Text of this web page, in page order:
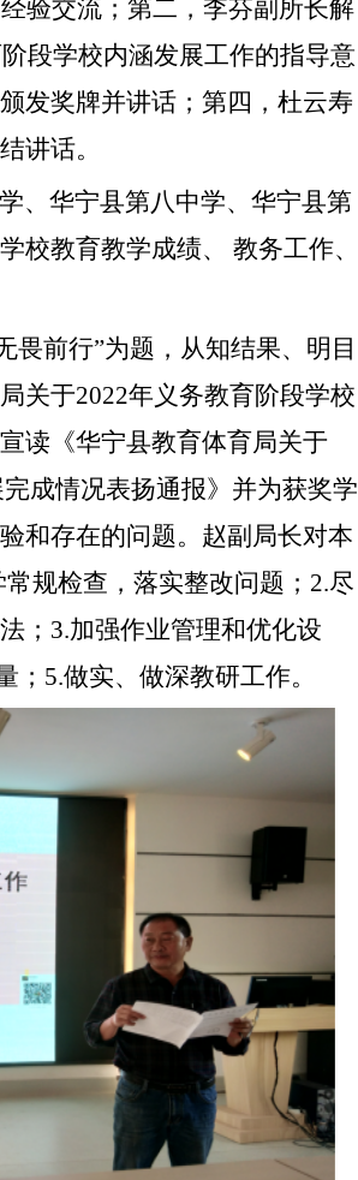
验交流；第二，李芬副所长解
段学校内涵发展工作的指导意
发奖牌并讲话 ；第四，杜云寿
讲话。
、华宁县第八中学、华宁县第
校教育教学成绩、
教务工作、
畏前行”为题，从知结果、明目
关于2022年义务教育阶段学校
读《华宁县教育体育局关于
成情况表扬通报》并为获奖学
和存在的问题。 赵副局长对本
常规检查，落实整改问题；2.尽
；3.加强作业管理和优化设
5.做实、做深教研工作。